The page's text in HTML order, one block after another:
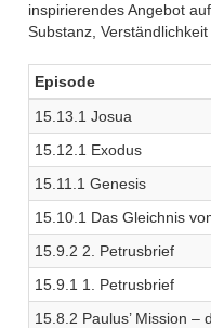
inspirierendes Angebot
Substanz,
Episode
15.13.1 Josua
15.12.1 Exodus
15.11.1 Genesis
15.10.1 Das Gleichnis
15.9.2 2. Petrusbrief
15.9.1 1. Petrusbrief
15.8.2 Paulus’ Mission